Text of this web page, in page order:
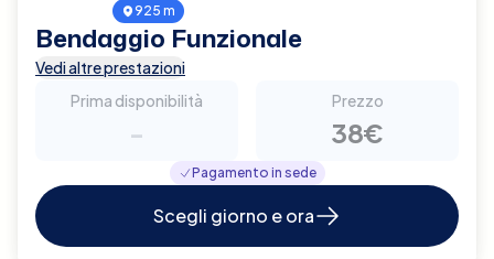
925 m
Bendaggio Funzionale
Vedi altre prestazioni
Prima disponibilità
-
Prezzo
38€
Pagamento in sede
Scegli giorno e ora